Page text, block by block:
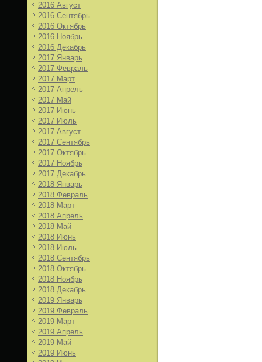
2016 Август
2016 Сентябрь
2016 Октябрь
2016 Ноябрь
2016 Декабрь
2017 Январь
2017 Февраль
2017 Март
2017 Апрель
2017 Май
2017 Июнь
2017 Июль
2017 Август
2017 Сентябрь
2017 Октябрь
2017 Ноябрь
2017 Декабрь
2018 Январь
2018 Февраль
2018 Март
2018 Апрель
2018 Май
2018 Июнь
2018 Июль
2018 Сентябрь
2018 Октябрь
2018 Ноябрь
2018 Декабрь
2019 Январь
2019 Февраль
2019 Март
2019 Апрель
2019 Май
2019 Июнь